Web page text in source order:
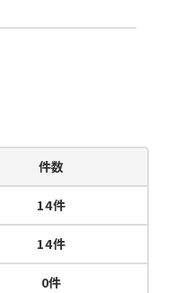
件数
14件
14件
0件